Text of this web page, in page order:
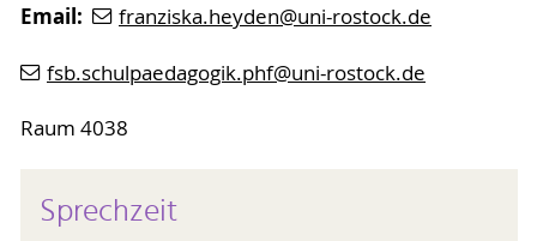
Email: franziska.heyden@uni-rostock.de
fsb.schulpaedagogik.phf@uni-rostock.de
Raum 4038
Sprechzeit